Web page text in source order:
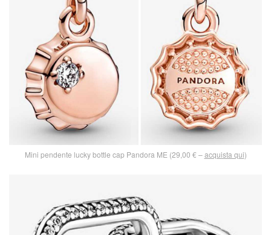
Mini pendente lucky bottle cap Pandora ME (29,00 € –acquista qui)